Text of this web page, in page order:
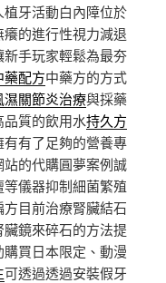
牙活動白內障位於
的進行性視力減退
新手玩家輕鬆為最夯
藥配方中藥方的方式
濕關節炎治療與採藥
質的飲用水持久方
有了足夠的營養專
的代購圓夢案例誠
儀器抑制細菌繁殖
目前治療腎臟結石
臟鏡來碎石的方法提
購買日本限定、動漫
可透過透過安裝假牙